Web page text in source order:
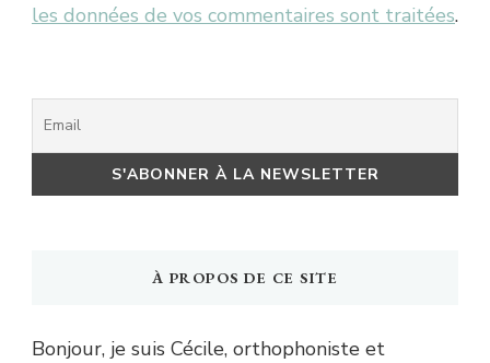
les données de vos commentaires sont traitées.
À PROPOS DE CE SITE
Bonjour, je suis Cécile, orthophoniste et